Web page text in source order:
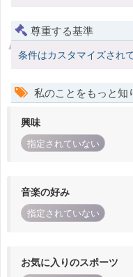
尊重する基準
条件はカスタマイズされ
私のことをもっと知
興味
指定されていない
音楽の好み
指定されていない
お気に入りのスポーツ